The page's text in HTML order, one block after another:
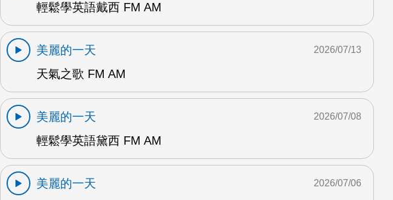
輕鬆學英語戴西 FM AM
美麗的一天
天氣之歌 FM AM
2026/07/13
美麗的一天
輕鬆學英語黛西 FM AM
2026/07/08
美麗的一天
2026/07/06